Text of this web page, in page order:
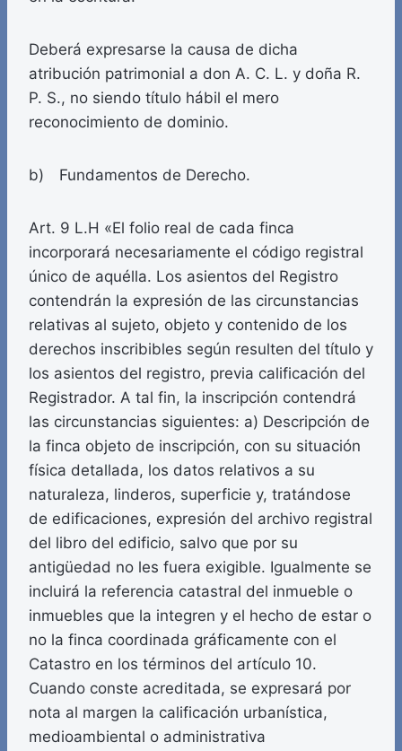
Deberá expresarse la causa de dicha
atribución patrimonial a don A. C. L. y doña R.
P. S., no siendo título hábil el mero
reconocimiento de dominio.
b) Fundamentos de Derecho.
Art. 9 L.H «El folio real de cada finca
incorporará necesariamente el código registral
único de aquélla. Los asientos del Registro
contendrán la expresión de las circunstancias
relativas al sujeto, objeto y contenido de los
derechos inscribibles según resulten del título y
los asientos del registro, previa calificación del
Registrador. A tal fin, la inscripción contendrá
las circunstancias siguientes: a) Descripción de
la finca objeto de inscripción, con su situación
física detallada, los datos relativos a su
naturaleza, linderos, superficie y, tratándose
de edificaciones, expresión del archivo registral
del libro del edificio, salvo que por su
antigüedad no les fuera exigible. Igualmente se
incluirá la referencia catastral del inmueble o
inmuebles que la integren y el hecho de estar o
no la finca coordinada gráficamente con el
Catastro en los términos del artículo 10.
Cuando conste acreditada, se expresará por
nota al margen la calificación urbanística,
medioambiental o administrativa